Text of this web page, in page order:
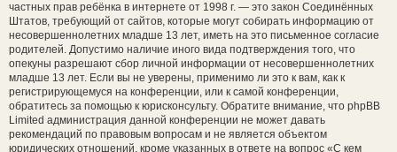
частных прав ребёнка в интернете от 1998 г. — это закон Соединённых
Штатов, требующий от сайтов, которые могут собирать информацию от
несовершеннолетних младше 13 лет, иметь на это письменное согласие
родителей. Допустимо наличие иного вида подтверждения того, что
опекуны разрешают сбор личной информации от несовершеннолетних
младше 13 лет. Если вы не уверены, применимо ли это к вам, как к
регистрирующемуся на конференции, или к самой конференции,
обратитесь за помощью к юрисконсульту. Обратите внимание, что phpBB
Limited администрация данной конференции не может давать
рекомендаций по правовым вопросам и не является объектом
юридических отношений, кроме указанных в ответе на вопрос «С кем